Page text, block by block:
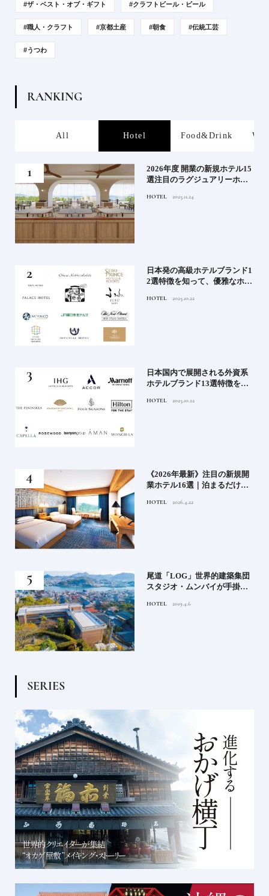
#ザ・ベスト・オブ・ギフト #クラフトビール・ビール
#職人・クラフト #京都土産 #朝食 #伝統工芸
#うつわ
RANKING
All Hotel Food&Drink
2026年度 開業の新規ホテル15
選注目のラグジュアリーホテ
ィホテルまでご紹介【前編】
HOTEL 2025.11.24
日本発の高級ホテルブランド1
2選特徴を知って、優雅なホテ
ンド大解剖①
HOTEL 2025.10.22
日本国内で展開される外資系
ホテルブランド13選特徴を知
満喫｜ホテルブランド大解剖
HOTEL 2025.10.22
《2026年最新》注目の新規開
業ホテル16選｜泊まるだけで
ル
HOTEL 2026.4.22
尾道「LOG」世界的建築集団
スタジオ・ムンバイが手掛け
HOTEL 2019.4.6
SERIES